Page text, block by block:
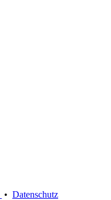
• Datenschutz